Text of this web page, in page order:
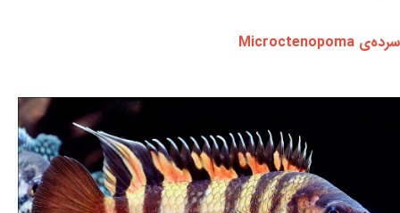
سرده‌ی Microctenopoma